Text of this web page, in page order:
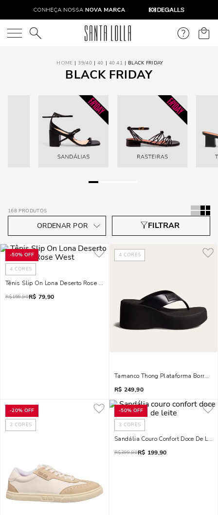
O que você está procurando?
39/40 40 40 41 BLACK FRIDAY
BLACK FRIDAY
168 PRODUTOS
-50% OFF
4 CORES
Tênis Slip On Lona Deserto Rose West
R$159,90R$ 79,90
4 CORES
Tamanco Thong Plataforma
R$ 249,90
-20% OFF
2 CORES
-50% OFF
3 CORES
Sandália Couro Confort Doce De Leite
R$399,90R$ 199,90